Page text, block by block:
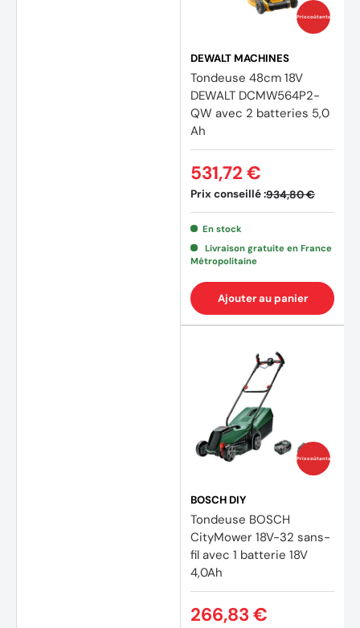
Prix coûtants
DEWALT MACHINES
Tondeuse 48cm 18V
DEWALT DCMW564P2-
QW avec 2 batteries 5,0
Ah
Prix conseillé :934,80 €
531,72 €
En stock
Livraison gratuite en France
Métropolitaine
Ajouter au panier
Prix coûtants
BOSCH DIY
Tondeuse BOSCH
CityMower 18V-32 sans-
fil avec 1 batterie 18V
4,0Ah
266,83 €